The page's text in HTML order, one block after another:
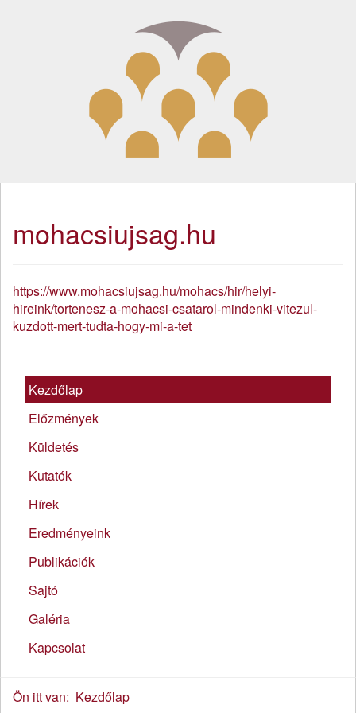
mohacsiujsag.hu
https://www.mohacsiujsag.hu/mohacs/hir/helyi-
hireink/tortenesz-a-mohacsi-csatarol-mindenki-vitezul-
kuzdott-mert-tudta-hogy-mi-a-tet
Kezdőlap
Előzmények
Küldetés
Kutatók
Hírek
Eredményeink
Publikációk
Sajtó
Galéria
Kapcsolat
Ön itt van: Kezdőlap